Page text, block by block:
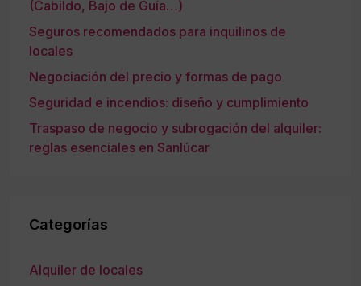
(Cabildo, Bajo de Guía…)
Seguros recomendados para inquilinos de
locales
Negociación del precio y formas de pago
Seguridad e incendios: diseño y cumplimiento
Traspaso de negocio y subrogación del alquiler:
reglas esenciales en Sanlúcar
Categorías
Alquiler de locales